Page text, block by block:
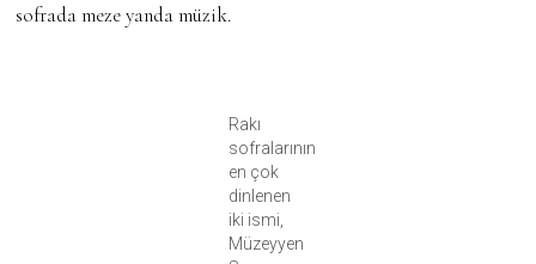
sofrada meze yanda müzik.
Rakı
sofralarının
en çok
dinlenen
iki ismi,
Müzeyyen